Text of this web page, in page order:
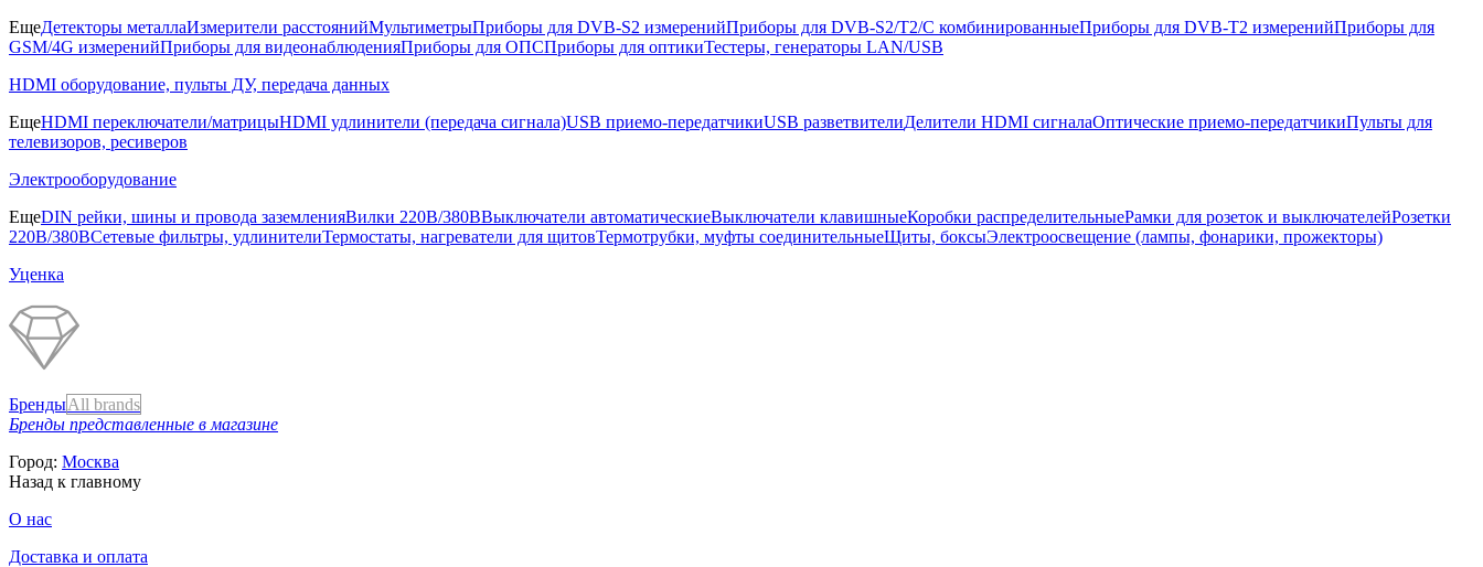
ЕщеДетекторы металлаИзмерители расстоянийМультиметрыПриборы для DVB-S2 измеренийПриборы для DVB-S2/T2/C комбинированныеПриборы для DVB-T2 измеренийПриборы для
GSM/4G измеренийПриборы для видеонаблюденияПриборы для ОПСПриборы для оптикиТестеры, генераторы LAN/USB
HDMI оборудование, пульты ДУ, передача данных
ЕщеHDMI переключатели/матрицыHDMI удлинители (передача сигнала)USB приемо-передатчикиUSB разветвителиДелители HDMI сигналаОптические приемо-передатчикиПульты для
телевизоров, ресиверов
Электрооборудование
ЕщеDIN рейки, шины и провода заземленияВилки 220В/380ВВыключатели автоматическиеВыключатели клавишныеКоробки распределительныеРамки для розеток и выключателейРозетки
220В/380ВСетевые фильтры, удлинителиТермостаты, нагреватели для щитовТермотрубки, муфты соединительныеЩиты, боксыЭлектроосвещение (лампы, фонарики, прожекторы)
Уценка
БрендыAll brands
Бренды представленные в магазине
Город: Москва
Назад к главному
О нас
Доставка и оплата